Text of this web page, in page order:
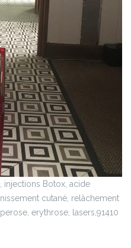
injections Botox, acide
cutané, relâchement
erythrose, lasers,91410